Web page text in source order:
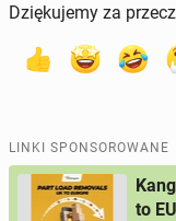
Dziękujemy za
LINKI SPONSOROWANE
to EU